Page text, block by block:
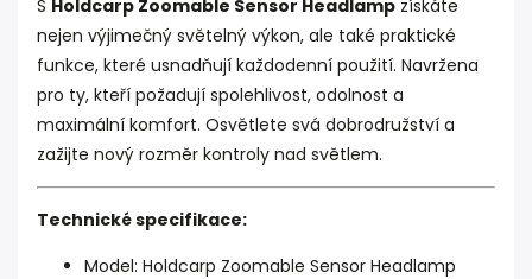
S Holdcarp Zoomable Sensor Headlamp získáte
nejen výjimečný světelný výkon, ale také praktické
funkce, které usnadňují každodenní použití. Navržena
pro ty, kteří požadují spolehlivost, odolnost a
maximální komfort. Osvětlete svá dobrodružství a
zažijte nový rozměr kontroly nad světlem.
Technické specifikace:
Model: Holdcarp Zoomable Sensor Headlamp